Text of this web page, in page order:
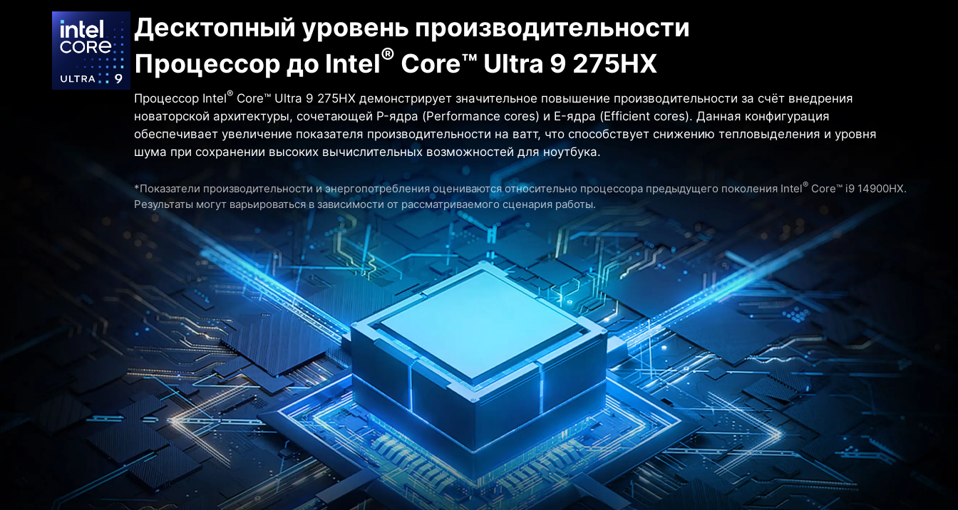
Десктопный уровень производительности
Процессор до Intel® Core™ Ultra 9 275HX
Процессор Intel® Core™ Ultra 9 275HX демонстрирует значительное повышение производительности за счёт внедрения
новаторской архитектуры, сочетающей P-ядра (Performance cores) и E-ядра (Efficient cores). Данная конфигурация
обеспечивает увеличение показателя производительности на ватт, что способствует снижению тепловыделения и уровня
шума при сохранении высоких вычислительных возможностей для ноутбука.
*Показатели производительности и энергопотребления оцениваются относительно процессора предыдущего поколения Intel® Core™ i9 14900HX.
Результаты могут варьироваться в зависимости от рассматриваемого сценария работы.